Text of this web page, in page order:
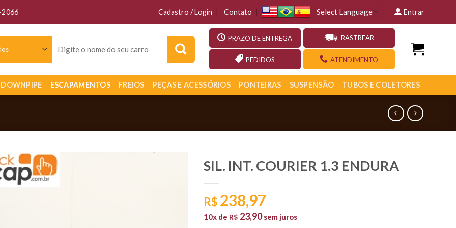
2066 Cadastro / Login Contato Entrar
por:
PRAZO DE ENTREGA
PEDIDOS
RASTREAR
ATENDIMENTO
DOWNPIPE ESCAPAMENTOS FREIOS PEÇAS E ACESSÓRIOS PONTEIRAS SUSPENSÃO TUBOS E COLETORES
SIL. INT. COURIER 1.3 ENDURA
R$ 238,97
10x de R$ 23,90 sem juros